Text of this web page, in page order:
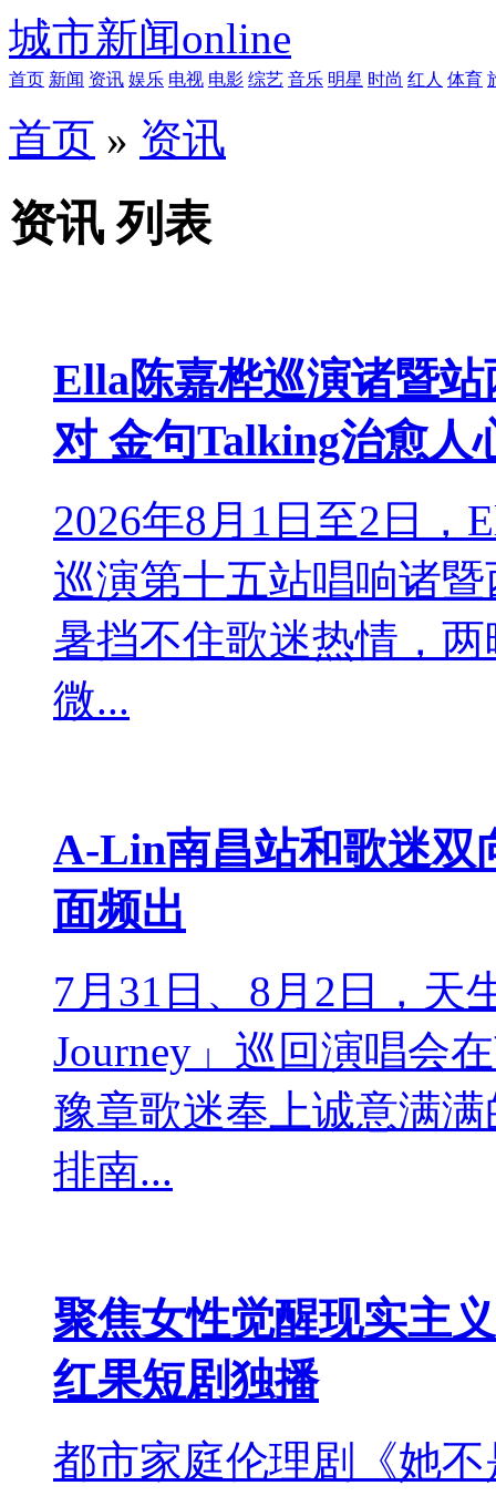
城市新闻online
首页 新闻 资讯 娱乐 电视 电影 综艺 音乐 明星 时尚 红人 体育
首页 » 资讯
资讯 列表
Ella陈嘉桦巡演诸暨
对 金句Talking治愈人
2026年8月1日至2日，
巡演第十五站唱响诸
暑挡不住歌迷热情，
微...
A-Lin南昌站和歌迷双
面频出
7月31日、8月2日，天
Journey」巡回演唱会
豫章歌迷奉上诚意满
排南...
聚焦女性觉醒现实主
红果短剧独播
都市家庭伦理剧《她